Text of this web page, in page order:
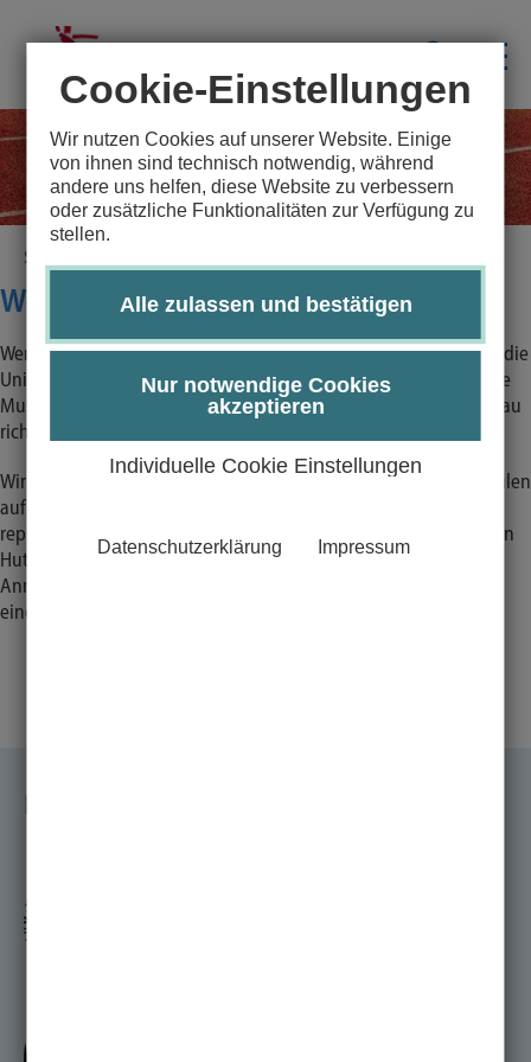
Cookie-Einstellungen
Wir nutzen Cookies auf unserer Website. Einige
von ihnen sind technisch notwendig, während
andere uns helfen, diese Website zu verbessern
oder zusätzliche Funktionalitäten zur Verfügung zu
stellen.
Alle zulassen und bestätigen
Nur notwendige Cookies
akzeptieren
Individuelle Cookie Einstellungen
Datenschutzerklärung Impressum
Startseite
Wettkämpfe im Hochschulsport
Wenn Du Lust hast Dich sportlich mit anderen zu messen und für die
Universität zu Lübeck, die Technische Hochschule Lübeck oder die
Musikhochschule Lübeck an den Start zu gehen, bist Du hier genau
richtig!
Wir suchen immer nach Athlet*innen, die die Lübecker Hochschulen
auf regionalen, nationalen oder internationalen Wettkämpfen
repräsentieren. Damit Du Leistungssport und Studium unter einen
Hut bekommst, unterstützen wir Dich bestmöglich bei der
Anmeldung und Organisation oder bei der Zusammenstellung
eines Teams.